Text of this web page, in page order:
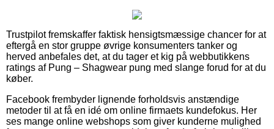
Trustpilot fremskaffer faktisk hensigtsmæssige chancer for at
eftergå en stor gruppe øvrige konsumenters tanker og
herved anbefales det, at du tager et kig på webbutikkens
ratings af Pung – Shagwear pung med slange forud for at du
køber.
Facebook frembyder lignende forholdsvis anstændige
metoder til at få en idé om online firmaets kundefokus. Her
ses mange online webshops som giver kunderne mulighed